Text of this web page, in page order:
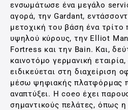
ενσωμάτωσε ένα μεγάλο
αγορά, την Gardant,
μετοχική του βάση ένα τρίτο
υψηλού κύρους, την Elliot
Fortress και την Bain. Και,
καινοτόμο γερμανική
ειδικεύεται στη διαχείριση
μέσω ψηφιακής πλατφόρμας
αναπτύξει. Η coeo έχει
σημαντικούς πελάτες, όπως